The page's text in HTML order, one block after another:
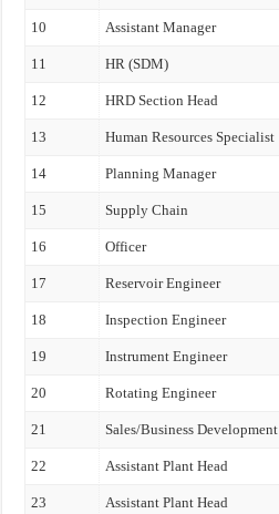
10 Assistant Manager
11 HR (SDM)
12 HRD Section Head
13 Human Resources Specialist
14 Planning Manager
15 Supply Chain
16 Officer
17 Reservoir Engineer
18 Inspection Engineer
19 Instrument Engineer
20 Rotating Engineer
21 Sales/Business Development
22 Assistant Plant Head
23 Assistant Plant Head